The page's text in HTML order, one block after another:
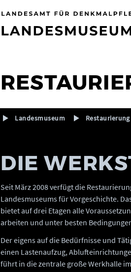
Landesmuseum
DIE
Seit März 2008 verfügt die
Landesmuseums für Vorgeschichte.
bietet auf drei Etagen alle
arbeiten und unter besten
Der eigens auf die Bedürfnisse und
einen Lastenaufzug,
führt in die zentrale große Werkhalle